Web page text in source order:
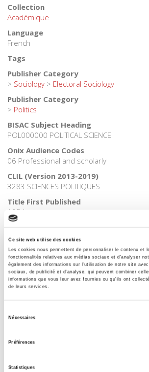
Ce site web utilise des cookies
Les cookies nous permettent de personnaliser le contenu et
fonctionnalités relatives aux médias sociaux et d'analyser
également des informations sur l'utilisation de notre site
sociaux, de publicité et d'analyse, qui peuvent combiner
informations que vous leur avez fournies ou qu'ils ont
de leurs services.
Nécessaires
Préférences
Statistiques
Collection
Académique
Language
French
Tags
Publisher Category
> Sociology > Electoral Sociology
Publisher Category
> Politics
BISAC Subject Heading
POL000000 POLITICAL SCIENCE
Onix Audience Codes
06 Professional and scholarly
CLIL (Version 2013-2019)
3283 SCIENCES POLITIQUES
Title First Published
1954
Subject Scheme Identifier Code
Thema subject category: Politics and
Relatedtitles
Salariés en justice